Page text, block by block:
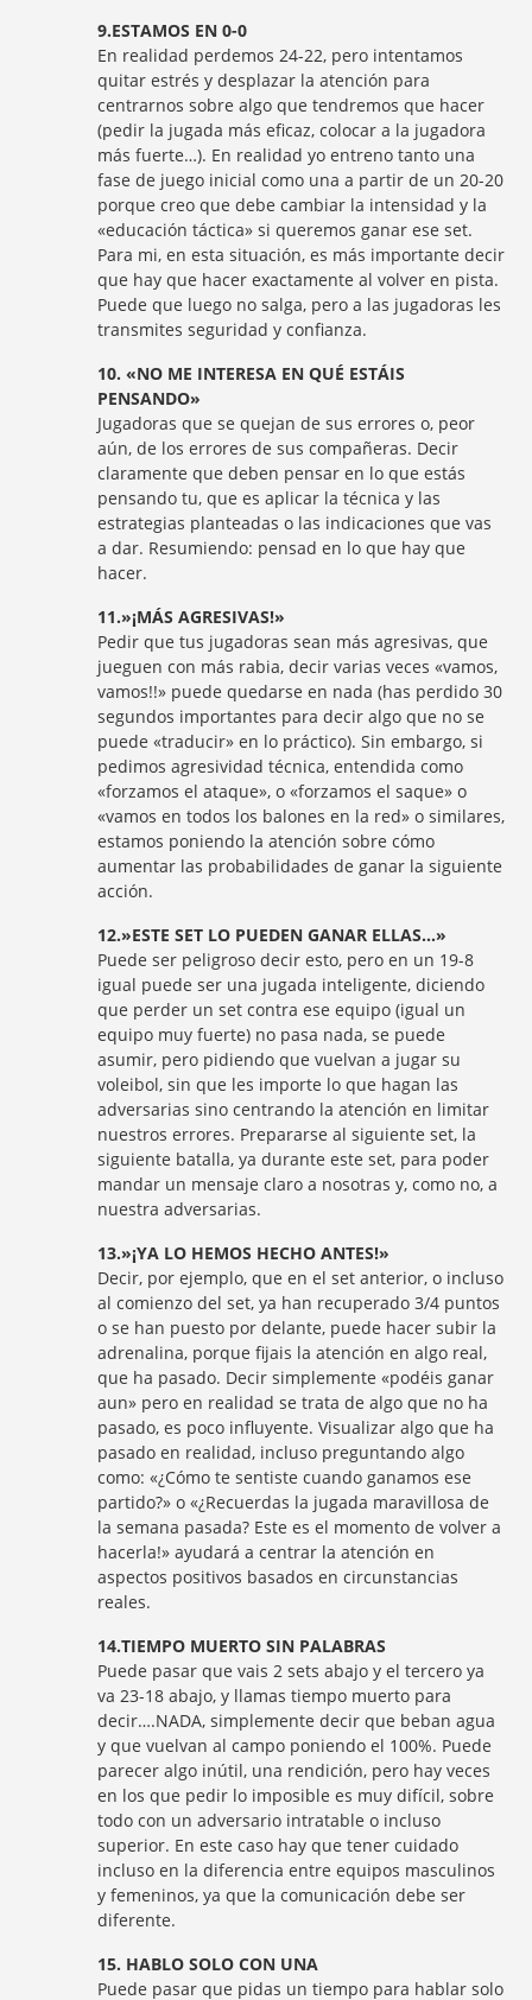
9.ESTAMOS EN 0-0
En realidad perdemos 24-22, pero intentamos
quitar estrés y desplazar la atención para
centrarnos sobre algo que tendremos que hacer
(pedir la jugada más eficaz, colocar a la jugadora
más fuerte…). En realidad yo entreno tanto una
fase de juego inicial como una a partir de un 20-20
porque creo que debe cambiar la intensidad y la
«educación táctica» si queremos ganar ese set.
Para mi, en esta situación, es más importante decir
que hay que hacer exactamente al volver en pista.
Puede que luego no salga, pero a las jugadoras les
transmites seguridad y confianza.
10. «NO ME INTERESA EN QUÉ ESTÁIS
PENSANDO»
Jugadoras que se quejan de sus errores o, peor
aún, de los errores de sus compañeras. Decir
claramente que deben pensar en lo que estás
pensando tu, que es aplicar la técnica y las
estrategias planteadas o las indicaciones que vas
a dar. Resumiendo: pensad en lo que hay que
hacer.
11.»¡MÁS AGRESIVAS!»
Pedir que tus jugadoras sean más agresivas, que
jueguen con más rabia, decir varias veces «vamos,
vamos!!» puede quedarse en nada (has perdido 30
segundos importantes para decir algo que no se
puede «traducir» en lo práctico). Sin embargo, si
pedimos agresividad técnica, entendida como
«forzamos el ataque», o «forzamos el saque» o
«vamos en todos los balones en la red» o similares,
estamos poniendo la atención sobre cómo
aumentar las probabilidades de ganar la siguiente
acción.
12.»ESTE SET LO PUEDEN GANAR ELLAS…»
Puede ser peligroso decir esto, pero en un 19-8
igual puede ser una jugada inteligente, diciendo
que perder un set contra ese equipo (igual un
equipo muy fuerte) no pasa nada, se puede
asumir, pero pidiendo que vuelvan a jugar su
voleibol, sin que les importe lo que hagan las
adversarias sino centrando la atención en limitar
nuestros errores. Prepararse al siguiente set, la
siguiente batalla, ya durante este set, para poder
mandar un mensaje claro a nosotras y, como no, a
nuestra adversarias.
13.»¡YA LO HEMOS HECHO ANTES!»
Decir, por ejemplo, que en el set anterior, o incluso
al comienzo del set, ya han recuperado 3/4 puntos
o se han puesto por delante, puede hacer subir la
adrenalina, porque fijais la atención en algo real,
que ha pasado. Decir simplemente «podéis ganar
aun» pero en realidad se trata de algo que no ha
pasado, es poco influyente. Visualizar algo que ha
pasado en realidad, incluso preguntando algo
como: «¿Cómo te sentiste cuando ganamos ese
partido?» o «¿Recuerdas la jugada maravillosa de
la semana pasada? Este es el momento de volver a
hacerla!» ayudará a centrar la atención en
aspectos positivos basados en circunstancias
reales.
14.TIEMPO MUERTO SIN PALABRAS
Puede pasar que vais 2 sets abajo y el tercero ya
va 23-18 abajo, y llamas tiempo muerto para
decir….NADA, simplemente decir que beban agua
y que vuelvan al campo poniendo el 100%. Puede
parecer algo inútil, una rendición, pero hay veces
en los que pedir lo imposible es muy difícil, sobre
todo con un adversario intratable o incluso
superior. En este caso hay que tener cuidado
incluso en la diferencia entre equipos masculinos
y femeninos, ya que la comunicación debe ser
diferente.
15. HABLO SOLO CON UNA
Puede pasar que pidas un tiempo para hablar solo